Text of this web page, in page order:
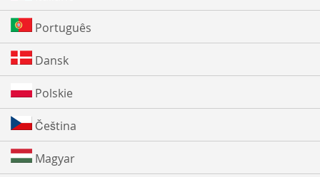
Português
Dansk
Polskie
Čeština
Magyar